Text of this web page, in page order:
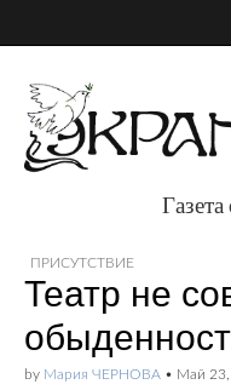
Газета
ПРИСУТСТВИЕ
Театр не
by Мария ЧЕРНОВА • Май